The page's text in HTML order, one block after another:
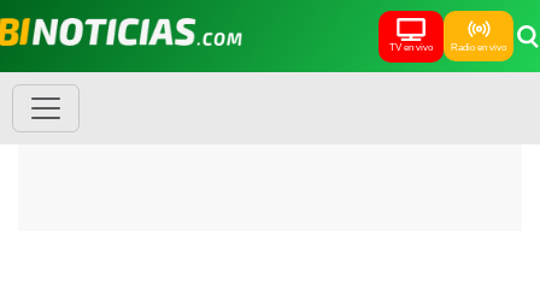
TV en vivo Radio en vivo